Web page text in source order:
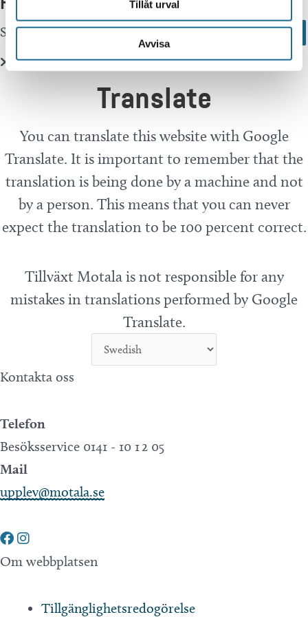
Tillåt urval
Avvisa
Sök här... Search
Translate
You can translate this website with Google
Translate. It is important to remember that the
translation is being done by a machine and not
by a person. This means that you can never
expect the translation to be 100 percent correct.
Tillväxt Motala is not responsible for any
mistakes in translations performed by Google
Translate.
Kontakta oss
Telefon
Besöksservice 0141 - 10 1 2 05
Mail
upplev@motala.se
Om webbplatsen
Tillgänglighetsredogörelse